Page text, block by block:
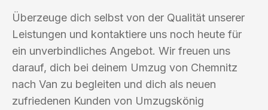
Überzeuge dich selbst von der Qualität unserer
Leistungen und kontaktiere uns noch heute für
ein unverbindliches Angebot. Wir freuen uns
darauf, dich bei deinem Umzug von Chemnitz
nach Van zu begleiten und dich als neuen
zufriedenen Kunden von Umzugskönig